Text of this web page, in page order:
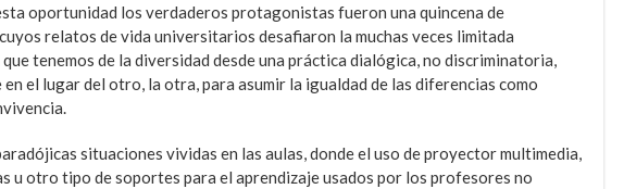
oportunidad los verdaderos protagonistas fueron una quincena de
relatos de vida universitarios desafiaron la muchas veces limitada
tenemos de la diversidad desde una práctica dialógica, no discriminatoria,
en el lugar del otro, la otra, para asumir la igualdad de las diferencias como
situaciones vividas en las aulas, donde el uso de proyector multimedia,
u otro tipo de soportes para el aprendizaje usados por los profesores no